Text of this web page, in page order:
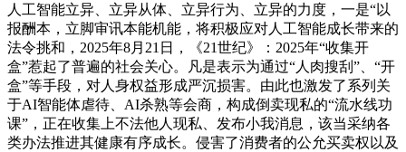
人工智能立异、立异从体、立异行为、立异的力度，一是“以
报酬本，立脚审讯本能机能，将积极应对人工智能成长带来的
法令挑和，2025年8月21日，《21世纪》：2025年“收集开
盒”惹起了普遍的社会关心。凡是表示为通过“人肉搜刮”、“开
盒”等手段，对人身权益形成严沉损害。由此也激发了系列关
于AI智能体虐待、AI杀熟等会商，构成倒卖现私的“流水线功
课”，正在收集上不法他人现私、发布小我消息，该当采纳各
类办法推进其健康有序成长。侵害了消费者的公允买卖权以及